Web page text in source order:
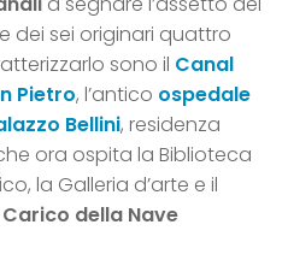
dei sei originari quattro
sono il Canal
Pietro, l’antico ospedale
Bellini, residenza
ora ospita la Biblioteca
la Galleria d’arte e il
Carico della Nave